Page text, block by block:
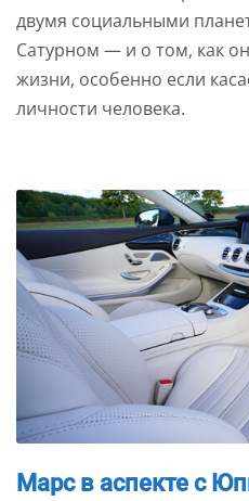
двумя социальными
Сатурном — и о том, как
жизни, особенно если
личности человека.
Марс в аспекте с